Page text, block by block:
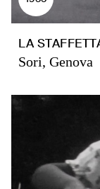
LA
Sori, Genova